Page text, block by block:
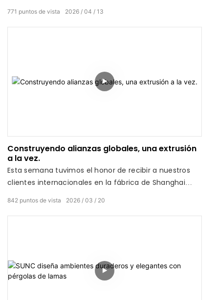
2026 04 13
771 puntos de vista
Construyendo alianzas globales, una extrusión
a la vez.
Esta semana tuvimos el honor de recibir a nuestros
clientes internacionales en la fábrica de Shanghai
nada como ver de cerca la ingeniería de precisión.
2026 03 20
842 puntos de vista